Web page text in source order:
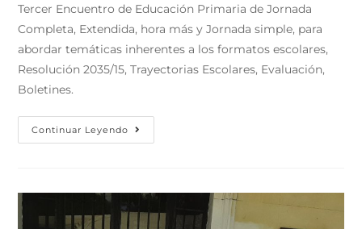
Tercer Encuentro de Educación Primaria de Jornada
Completa, Extendida, hora más y Jornada simple, para
abordar temáticas inherentes a los formatos escolares,
Resolución 2035/15, Trayectorias Escolares, Evaluación,
Boletines.
Continuar Leyendo